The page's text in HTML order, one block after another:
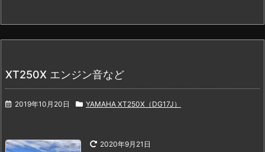
XT250X エンジン音など
2019年10月20日 YAMAHA XT250X（DG17J）
2020年9月21日